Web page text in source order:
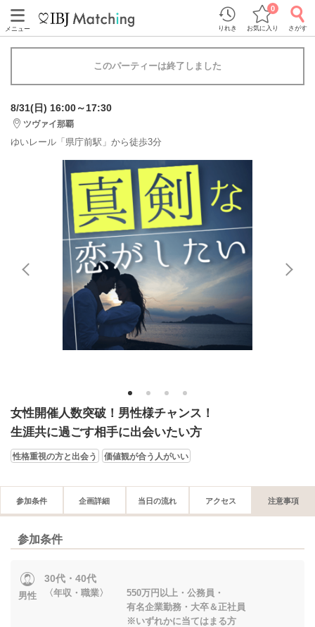
メニュー りれき お気に入り
0
さがす
このパーティーは終了しました
8/31(日) 16:00～17:30
ツヴァイ那覇
ゆいレール「県庁前駅」から徒歩3分
1 2 3 4
女性開催人数突破！男性様チャンス！
生涯共に過ごす相手に出会いたい方
性格重視の方と出会う 価値観が合う人がいい
参加条件 企画詳細 当日の流れ アクセス 注意事項
参加条件
男性
30代・40代
〈年収・職業〉 550万円以上・公務員・
有名企業勤務・大卒＆正社員
※いずれかに当てはまる方